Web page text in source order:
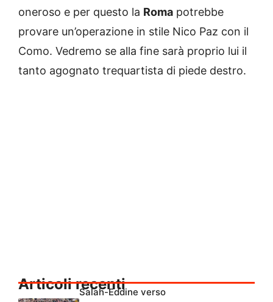
oneroso e per questo la Roma potrebbe
provare un’operazione in stile Nico Paz con il
Como. Vedremo se alla fine sarà proprio lui il
tanto agognato trequartista di piede destro.
Articoli recenti
Salah-Eddine verso